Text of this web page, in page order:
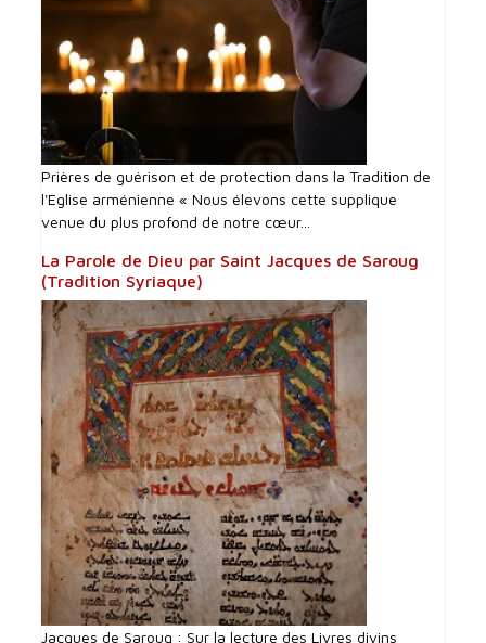
Prières de guérison et de protection dans la Tradition de
l'Eglise arménienne « Nous élevons cette supplique
venue du plus profond de notre cœur...
La Parole de Dieu par Saint Jacques de Saroug
(Tradition Syriaque)
Jacques de Saroug : Sur la lecture des Livres divins